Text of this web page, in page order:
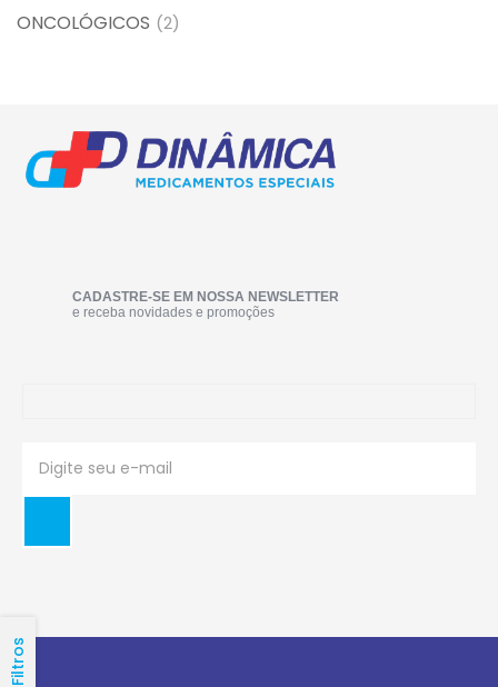
ONCOLÓGICOS (2)
Filtros
CADASTRE-SE EM NOSSA NEWSLETTER
e receba novidades e promoções